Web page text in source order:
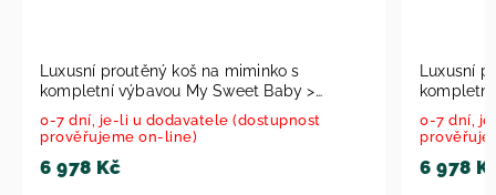
Luxusní proutěný koš na miminko s
kompletní výbavou My Sweet Baby >
varianta 58962-109 2025
0-7 dní, je-li u dodavatele (dostupnost
prověřujeme on-line)
6 978 Kč
Luxusní
varianta
0-7 dní,
6 978